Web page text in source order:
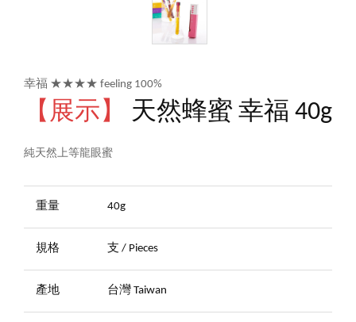
幸福 ★★★★ feeling 100%
【展示】 天然蜂蜜 幸福 40g
純天然上等龍眼蜜
重量 40g
規格 支 / Pieces
產地 台灣 Taiwan